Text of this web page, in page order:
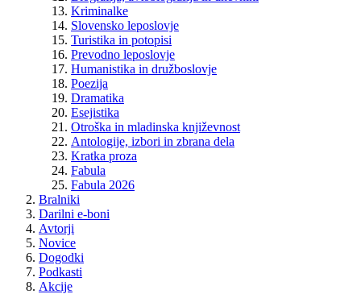
Kriminalke
Slovensko leposlovje
Turistika in potopisi
Prevodno leposlovje
Humanistika in družboslovje
Poezija
Dramatika
Esejistika
Otroška in mladinska književnost
Antologije, izbori in zbrana dela
Kratka proza
Fabula
Fabula 2026
Bralniki
Darilni e-boni
Avtorji
Novice
Dogodki
Podkasti
Akcije